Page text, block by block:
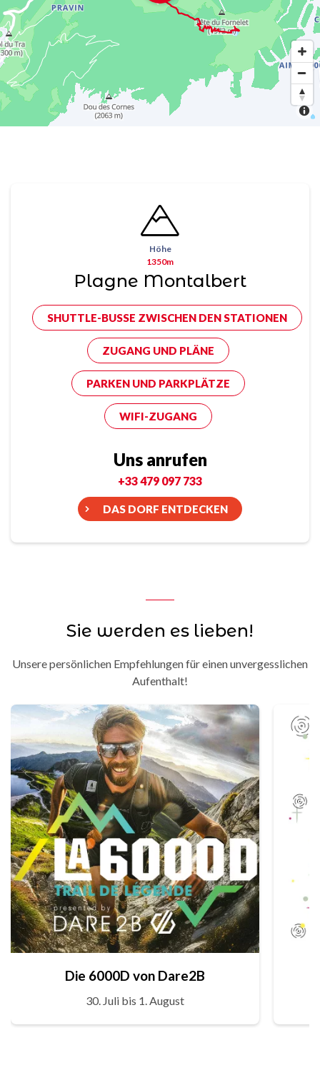
Höhe
1350m
Plagne Montalbert
SHUTTLE-BUSSE ZWISCHEN DEN STATIONEN
ZUGANG UND PLÄNE
PARKEN UND PARKPLÄTZE
WIFI-ZUGANG
Uns anrufen
+33 479 097 733
DAS DORF ENTDECKEN
Sie werden es lieben!
Unsere persönlichen Empfehlungen für einen unvergesslichen
Aufenthalt!
Die 6000D von Dare2B
30. Juli bis 1. August